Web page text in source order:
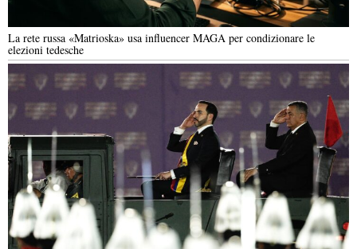
La rete russa «Matrioska» usa influencer MAGA per condizionare le
elezioni tedesche